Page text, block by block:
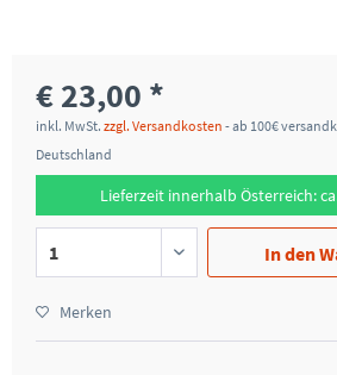
€ 23,00 *
inkl. MwSt. zzgl. Versandkosten - ab 100€
Deutschland
Lieferzeit innerhalb Österreich:
In den
Merken